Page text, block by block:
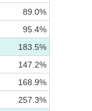
89.0%
95.4%
183.5%
147.2%
168.9%
257.3%